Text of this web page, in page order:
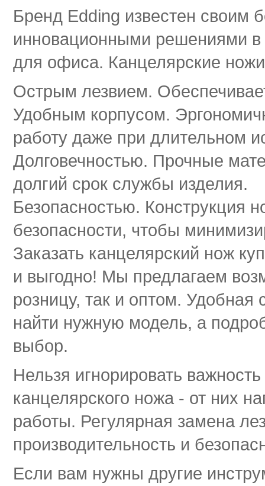
Бренд Edding известен своим
инновационными решениями
для офиса. Канцелярские
Острым лезвием.
Удобным корпусом.
работу даже при длительном
Долговечностью. Прочные
долгий срок службы изделия.
Безопасностью. Конструкция
безопасности, чтобы
Заказать канцелярский нож
и выгодно! Мы предлагаем
розницу, так и оптом.
найти нужную модель, а
выбор.
Нельзя игнорировать
канцелярского ножа - от них
работы. Регулярная замена
производительность и
Если вам нужны другие